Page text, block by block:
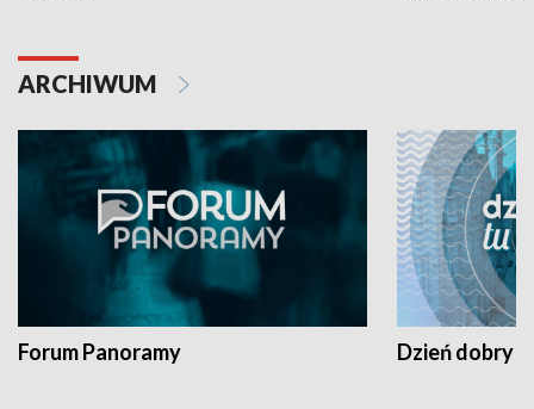
ARCHIWUM
Forum Panoramy Dzień dobry